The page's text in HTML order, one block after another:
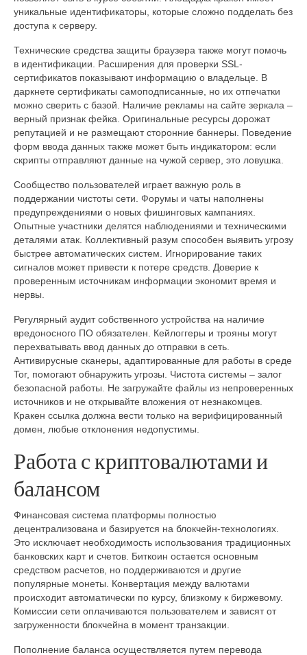
уникальные идентификаторы, которые сложно подделать без
доступа к серверу.
Технические средства защиты браузера также могут помочь
в идентификации. Расширения для проверки SSL-
сертификатов показывают информацию о владельце. В
даркнете сертификаты самоподписанные, но их отпечатки
можно сверить с базой. Наличие рекламы на сайте зеркала –
верный признак фейка. Оригинальные ресурсы дорожат
репутацией и не размещают сторонние баннеры. Поведение
форм ввода данных также может быть индикатором: если
скрипты отправляют данные на чужой сервер, это ловушка.
Сообщество пользователей играет важную роль в
поддержании чистоты сети. Форумы и чаты наполнены
предупреждениями о новых фишинговых кампаниях.
Опытные участники делятся наблюдениями и техническими
деталями атак. Коллективный разум способен выявить угрозу
быстрее автоматических систем. Игнорирование таких
сигналов может привести к потере средств. Доверие к
проверенным источникам информации экономит время и
нервы.
Регулярный аудит собственного устройства на наличие
вредоносного ПО обязателен. Кейлоггеры и трояны могут
перехватывать ввод данных до отправки в сеть.
Антивирусные сканеры, адаптированные для работы в среде
Tor, помогают обнаружить угрозы. Чистота системы – залог
безопасной работы. Не загружайте файлы из непроверенных
источников и не открывайте вложения от незнакомцев.
Кракен ссылка должна вести только на верифицированный
домен, любые отклонения недопустимы.
Работа с криптовалютами и
балансом
Финансовая система платформы полностью
децентрализована и базируется на блокчейн-технологиях.
Это исключает необходимость использования традиционных
банковских карт и счетов. Биткоин остается основным
средством расчетов, но поддерживаются и другие
популярные монеты. Конвертация между валютами
происходит автоматически по курсу, близкому к биржевому.
Комиссии сети оплачиваются пользователем и зависят от
загруженности блокчейна в момент транзакции.
Пополнение баланса осуществляется путем перевода